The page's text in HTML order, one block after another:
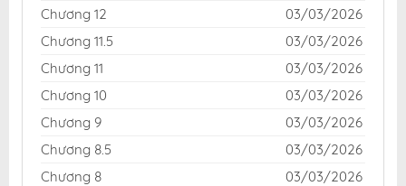
Chương 12
03/03/2026
Chương 11.5
03/03/2026
Chương 11
03/03/2026
Chương 10
03/03/2026
Chương 9
03/03/2026
Chương 8.5
03/03/2026
Chương 8
03/03/2026